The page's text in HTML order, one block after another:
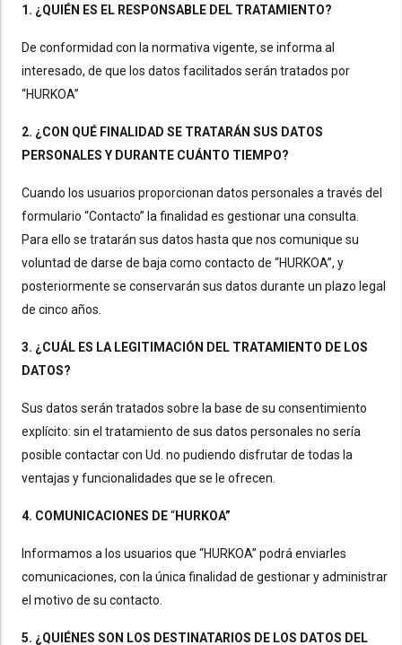
1. ¿QUIÉN ES EL RESPONSABLE DEL TRATAMIENTO?
De conformidad con la normativa vigente, se informa al
interesado, de que los datos facilitados serán tratados por
“HURKOA”
2. ¿CON QUÉ FINALIDAD SE TRATARÁN SUS DATOS
PERSONALES Y DURANTE CUÁNTO TIEMPO?
Cuando los usuarios proporcionan datos personales a través del
formulario “Contacto” la finalidad es gestionar una consulta.
Para ello se tratarán sus datos hasta que nos comunique su
voluntad de darse de baja como contacto de “HURKOA”, y
posteriormente se conservarán sus datos durante un plazo legal
de cinco años.
3. ¿CUÁL ES LA LEGITIMACIÓN DEL TRATAMIENTO DE LOS
DATOS?
Sus datos serán tratados sobre la base de su consentimiento
explícito: sin el tratamiento de sus datos personales no sería
posible contactar con Ud. no pudiendo disfrutar de todas la
ventajas y funcionalidades que se le ofrecen.
4. COMUNICACIONES DE“HURKOA”
Informamos a los usuarios que “HURKOA” podrá enviarles
comunicaciones, con la única finalidad de gestionar y administrar
el motivo de su contacto.
5. ¿QUIÉNES SON LOS DESTINATARIOS DE LOS DATOS DEL